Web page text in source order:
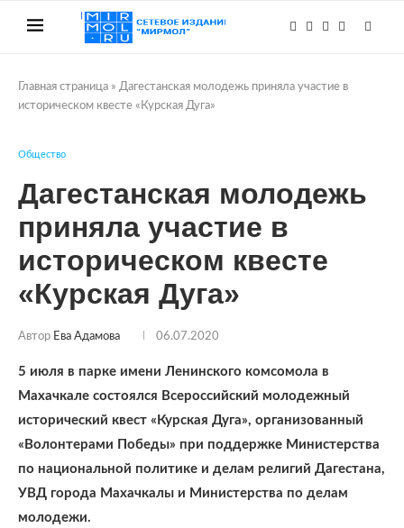
Главная страница » Дагестанская молодежь приняла участие в
историческом квесте «Курская Дуга»
Общество
Дагестанская молодежь
приняла участие в
историческом квесте
«Курская Дуга»
Автор Ева Адамова 06.07.2020
5 июля в парке имени Ленинского комсомола в
Махачкале состоялся Всероссийский молодежный
исторический квест «Курская Дуга», организованный
«Волонтерами Победы» при поддержке Министерства
по национальной политике и делам религий Дагестана,
УВД города Махачкалы и Министерства по делам
молодежи.